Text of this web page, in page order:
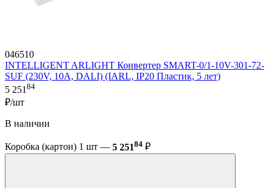
046510
INTELLIGENT ARLIGHT Конвертер SMART-0/1-10V-301-72-
SUF (230V, 10A, DALI) (IARL, IP20 Пластик, 5 лет)
5 25184
₽/шт
В наличии
Коробка (картон) 1 шт — 5 25184 ₽